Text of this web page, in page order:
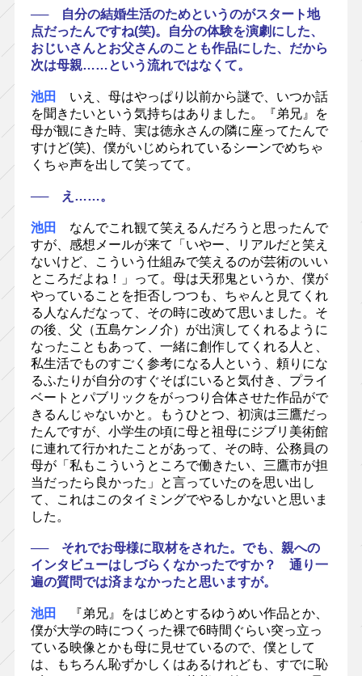
── 自分の結婚生活のためというのがスタート地
点だったんですね(笑)。自分の体験を演劇にした、
おじいさんとお父さんのことも作品にした、だから
次は母親……という流れではなくて。
池田
いえ、母はやっぱり以前から謎で、いつか話
を聞きたいという気持ちはありました。『弟兄』を
母が観にきた時、実は徳永さんの隣に座ってたんで
すけど(笑)、僕がいじめられているシーンでめちゃ
くちゃ声を出して笑ってて。
── え……。
池田
なんでこれ観て笑えるんだろうと思ったんで
すが、感想メールが来て「いやー、リアルだと笑え
ないけど、こういう仕組みで笑えるのが芸術のいい
ところだよね！」って。母は天邪鬼というか、僕が
やっていることを拒否しつつも、ちゃんと見てくれ
る人なんだなって、その時に改めて思いました。そ
の後、父（五島ケンノ介）が出演してくれるように
なったこともあって、一緒に創作してくれる人と、
私生活でものすごく参考になる人という、頼りにな
るふたりが自分のすぐそばにいると気付き、プライ
ベートとパブリックをがっつり合体させた作品がで
きるんじゃないかと。もうひとつ、初演は三鷹だっ
たんですが、小学生の頃に母と祖母にジブリ美術館
に連れて行かれたことがあって、その時、公務員の
母が「私もこういうところで働きたい、三鷹市が担
当だったら良かった」と言っていたのを思い出し
て、これはこのタイミングでやるしかないと思いま
した。
── それでお母様に取材をされた。でも、親への
インタビューはしづらくなかったですか？ 通り一
遍の質問では済まなかったと思いますが。
池田
『弟兄』をはじめとするゆうめい作品とか、
僕が大学の時につくった裸で6時間ぐらい突っ立っ
ている映像とかも母に見せているので、僕として
は、もちろん恥ずかしくはあるけれども、すでに恥